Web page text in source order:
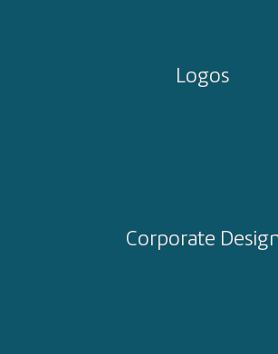
Logos
Corporate